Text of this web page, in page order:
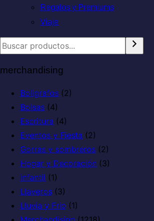
Regalos y Premiums
Viaje
merchandising
Boligrafos (2)
Bolsas (4)
Escritura (4)
Eventos y Fiesta (2)
Gorras y sombreros (2)
Hogar y Decoración (3)
infantil (1)
Llaveros (3)
Lluvia y Frio (1)